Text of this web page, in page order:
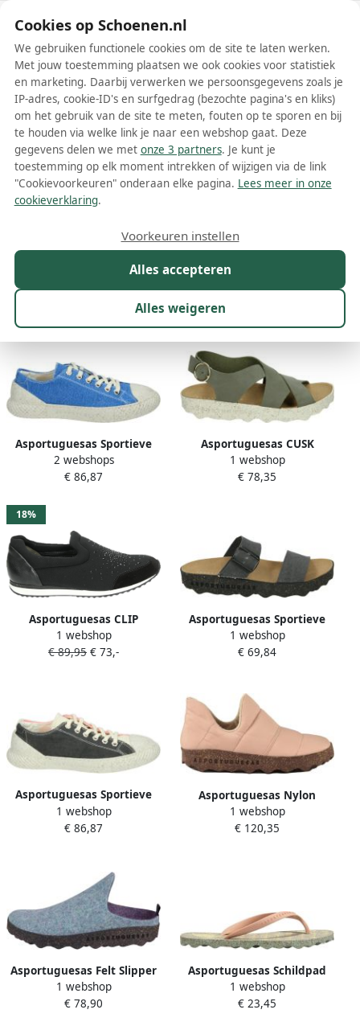
Schoenen.nl
Wis filters Alle filters
Asportuguesas schoenen
Meer lezen
Kleur Prijs
62 resultaten:
Asportuguesas Sportieve
Lage Damesschoenen
Lichtblauw
2 webshops
€ 86,87
Asportuguesas CUSK
Sandalen met hakDames
Sandalen Groen
1 webshop
€ 78,35
18%
Asportuguesas CLIP
Instappers Zwart
1 webshop
€ 89,95 € 73,-
Asportuguesas Sportieve
Grijze Slippers Coly 2
1 webshop
€ 69,84
Asportuguesas Sportieve
Lage Damesschoen Roze
Multi
1 webshop
€ 86,87
Asportuguesas Nylon
Rubberen Zool Schoenen
1 webshop
€ 120,35
Asportuguesas Felt Slipper
1 webshop
€ 78,90
Asportuguesas Schildpad
Sandalen Roze Mint Stijlvol
Model
1 webshop
€ 23,45
Cookies op Schoenen.nl
We gebruiken functionele cookies om de site te laten werken.
Met jouw toestemming plaatsen we ook cookies voor statistiek
en marketing. Daarbij verwerken we persoonsgegevens zoals je
IP-adres, cookie-ID's en surfgedrag (bezochte pagina's en kliks)
om het gebruik van de site te meten, fouten op te sporen en bij
te houden via welke link je naar een webshop gaat. Deze
gegevens delen we met onze 3 partners. Je kunt je
toestemming op elk moment intrekken of wijzigen via de link
"Cookievoorkeuren" onderaan elke pagina. Lees meer in onze
cookieverklaring.
Alles accepteren
Alles weigeren
Voorkeuren instellen